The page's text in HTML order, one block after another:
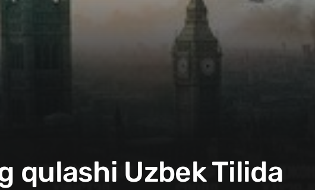
qulashi Uzbek Tilida